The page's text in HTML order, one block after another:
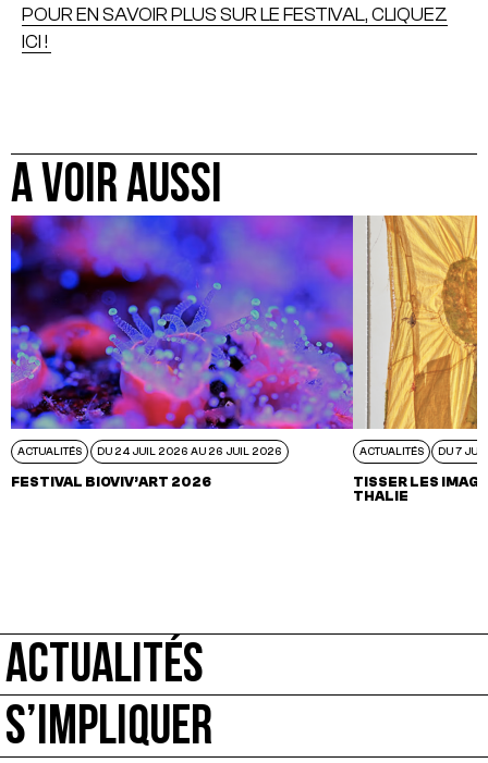
POUR EN SAVOIR PLUS SUR LE FESTIVAL, CLIQUEZ
ICI !
A VOIR AUSSI
ACTUALITÉS DU 24 JUIL 2026 AU 26 JUIL 2026
FESTIVAL BIOVIV’ART 2026
ACTUALITÉS DU 7
TISSER LES
THALIE
ACTUALITÉS
S’IMPLIQUER